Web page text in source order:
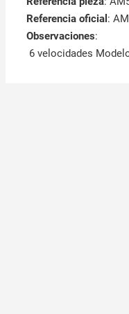
Referencia oficial :
Observaciones:
6 velocidades